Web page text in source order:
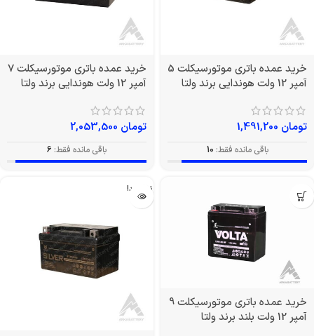
خرید عمده باتری موتورسیکلت 5
آمپر 12 ولت هوندایی برند ولتا
تومان
باقی مانده فقط: 10
خرید عمده باتری موتورسیکلت 7
آمپر 12 ولت هوندایی برند ولتا
تومان
باقی مانده فقط: 6
خرید عمده باتری موتورسیکلت 9
آمپر 12 ولت بلند برند ولتا
تمام شد!